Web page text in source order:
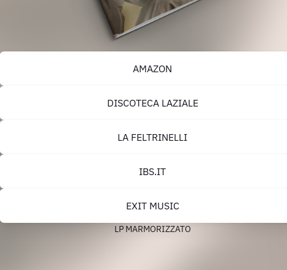
AMAZON
DISCOTECA LAZIALE
LA FELTRINELLI
IBS.IT
EXIT MUSIC
LP MARMORIZZATO